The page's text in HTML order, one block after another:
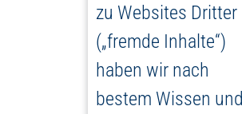
zu Websites Dritter
(„fremde Inhalte“)
haben wir nach
bestem Wissen und